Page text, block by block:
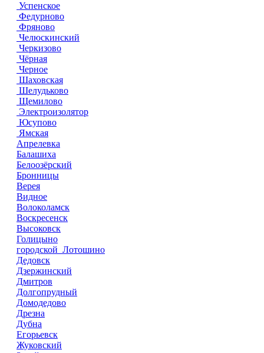
Успенское
Федурново
Фряново
Челюскинский
Черкизово
Чёрная
Черное
Шаховская
Шелудьково
Щемилово
Электроизолятор
Юсупово
Ямская
Апрелевка
Балашиха
Белоозёрский
Бронницы
Верея
Видное
Волоколамск
Воскресенск
Высоковск
Голицыно
городской Лотошино
Дедовск
Дзержинский
Дмитров
Долгопрудный
Домодедово
Дрезна
Дубна
Егорьевск
Жуковский